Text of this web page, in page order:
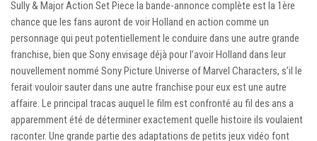
Sully & Major Action Set Piece la bande-annonce complète est la 1ère
chance que les fans auront de voir Holland en action comme un
personnage qui peut potentiellement le conduire dans une autre grande
franchise, bien que Sony envisage déjà pour l’avoir Holland dans leur
nouvellement nommé Sony Picture Universe of Marvel Characters, s’il le
ferait vouloir sauter dans une autre franchise pour eux est une autre
affaire. Le principal tracas auquel le film est confronté au fil des ans a
apparemment été de déterminer exactement quelle histoire ils voulaient
raconter. Une grande partie des adaptations de petits jeux vidéo font